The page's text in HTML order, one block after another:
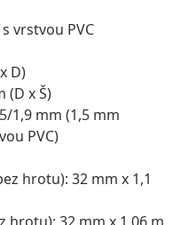
vrstvou PVC
D)
(D x Š)
1,9 mm (1,5 mm
PVC)
hrotu): 32 mm x 1,1